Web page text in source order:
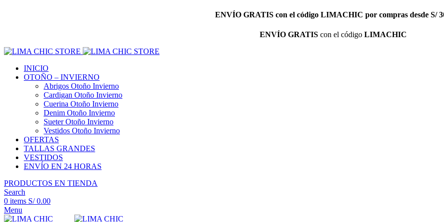
ENVÍO GRATIS con el código LIMACHIC por compras desde S/
ENVÍO GRATIScon el código LIMACHIC
INICIO
OTOÑO – INVIERNO
Abrigos Otoño Invierno
Cardigan Otoño Invierno
Cuerina Otoño Invierno
Denim Otoño Invierno
Sueter Otoño Invierno
Vestidos Otoño Invierno
OFERTAS
TALLAS GRANDES
VESTIDOS
ENVÍO EN 24 HORAS
PRODUCTOS EN TIENDA
Search
0 items S/0.00
Menu